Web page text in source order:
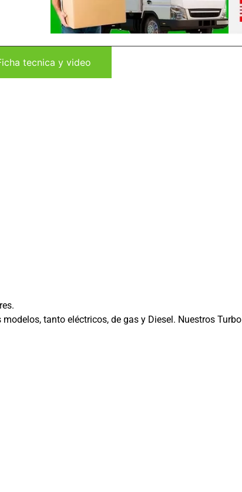
tecnica y video
tanto eléctricos, de gas y Diesel. Nuestros